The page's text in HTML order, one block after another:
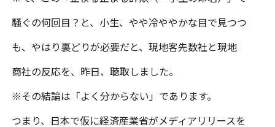
騒ぐの何回目？と、小生、やや冷ややかな目で見つつ
も、やはり裏どりが必要だと、現地客先数社と現地
商社の反応を、昨日、聴取しました。
※その結論は「よく分からない」であります。
つまり、日本で仮に経済産業省がメディアリリースを